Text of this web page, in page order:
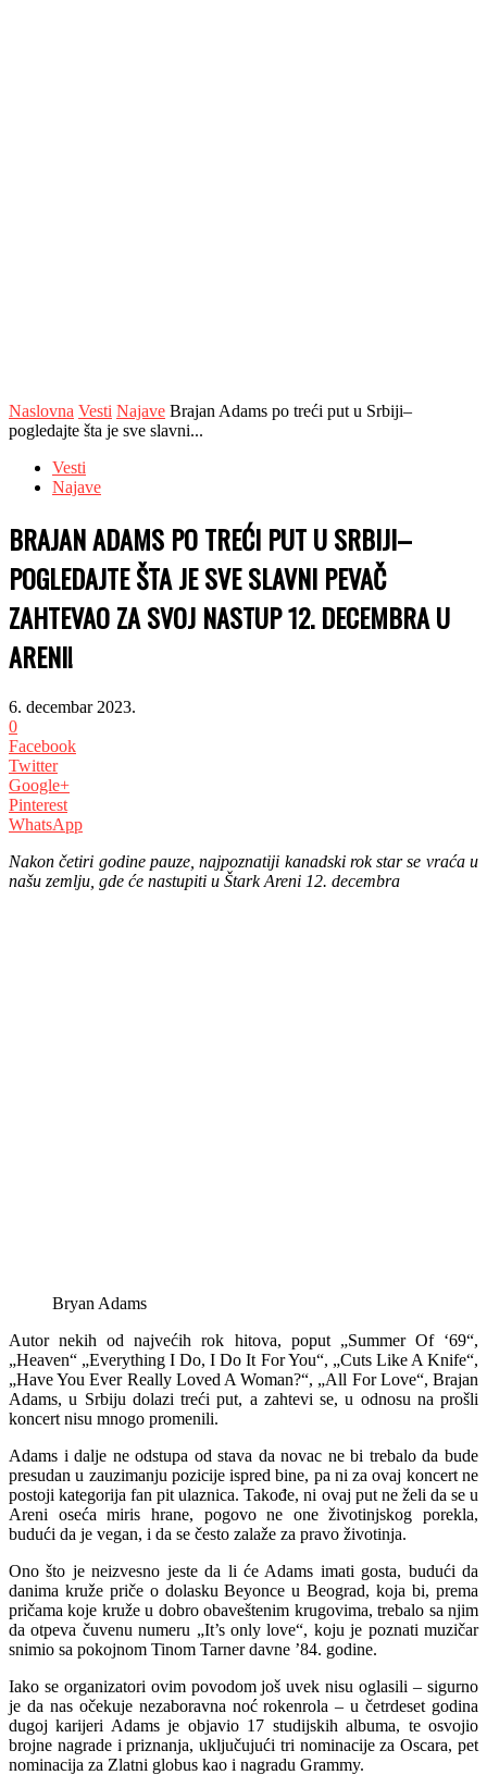
Naslovna Vesti Najave Brajan Adams po treći put u Srbiji–
pogledajte šta je sve slavni...
Vesti
Najave
BRAJAN ADAMS PO TREĆI PUT U SRBIJI–
POGLEDAJTE ŠTA JE SVE SLAVNI PEVAČ
ZAHTEVAO ZA SVOJ NASTUP 12. DECEMBRA U
ARENI!
6. decembar 2023.
0
Facebook
Twitter
Google+
Pinterest
WhatsApp
Nakon četiri godine pauze, najpoznatiji kanadski rok star se vraća u
našu zemlju, gde će nastupiti u Štark Areni 12. decembra
Bryan Adams
Autor nekih od najvećih rok hitova, poput „Summer Of ‘69“,
„Heaven“ „Everything I Do, I Do It For You“, „Cuts Like A Knife“,
„Have You Ever Really Loved A Woman?“, „All For Love“, Brajan
Adams, u Srbiju dolazi treći put, a zahtevi se, u odnosu na prošli
koncert nisu mnogo promenili.
Adams i dalje ne odstupa od stava da novac ne bi trebalo da bude
presudan u zauzimanju pozicije ispred bine, pa ni za ovaj koncert ne
postoji kategorija fan pit ulaznica. Takođe, ni ovaj put ne želi da se u
Areni oseća miris hrane, pogovo ne one životinjskog porekla,
budući da je vegan, i da se često zalaže za pravo životinja.
Ono što je neizvesno jeste da li će Adams imati gosta, budući da
danima kruže priče o dolasku Beyonce u Beograd, koja bi, prema
pričama koje kruže u dobro obaveštenim krugovima, trebalo sa njim
da otpeva čuvenu numeru „It’s only love“, koju je poznati muzičar
snimio sa pokojnom Tinom Tarner davne ’84. godine.
Iako se organizatori ovim povodom još uvek nisu oglasili – sigurno
je da nas očekuje nezaboravna noć rokenrola – u četrdeset godina
dugoj karijeri Adams je objavio 17 studijskih albuma, te osvojio
brojne nagrade i priznanja, uključujući tri nominacije za Oscara, pet
nominacija za Zlatni globus kao i nagradu Grammy.